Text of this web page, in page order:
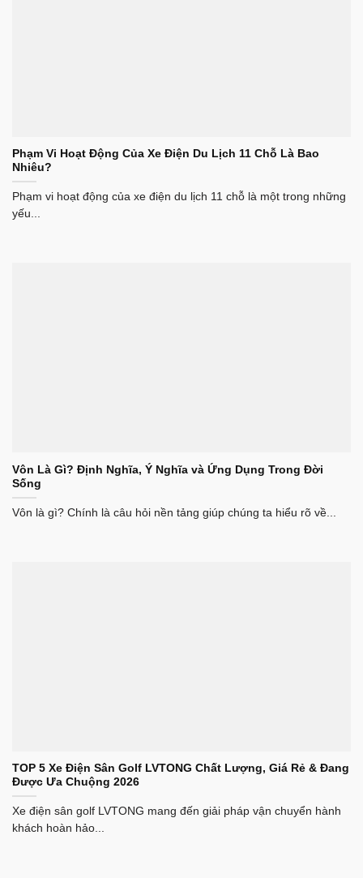
Phạm Vi Hoạt Động Của Xe Điện Du Lịch 11 Chỗ Là Bao
Nhiêu?
Phạm vi hoạt động của xe điện du lịch 11 chỗ là một trong những
yếu...
Vôn Là Gì? Định Nghĩa, Ý Nghĩa và Ứng Dụng Trong Đời
Sống
Vôn là gì? Chính là câu hỏi nền tảng giúp chúng ta hiểu rõ về...
TOP 5 Xe Điện Sân Golf LVTONG Chất Lượng, Giá Rẻ & Đang
Được Ưa Chuộng 2026
Xe điện sân golf LVTONG mang đến giải pháp vận chuyển hành
khách hoàn hảo...